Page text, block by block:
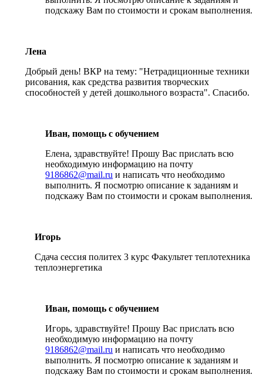
подскажу Вам по стоимости и срокам выполнения.
Лена
Добрый день! ВКР на тему: "Нетрадиционные техники
рисования, как средства развития творческих
способностей у детей дошкольного возраста". Спасибо.
Иван, помощь с обучением
Елена, здравствуйте! Прошу Вас прислать всю
необходимую информацию на почту
9186862@mail.ru и написать что необходимо
выполнить. Я посмотрю описание к заданиям и
подскажу Вам по стоимости и срокам выполнения.
Игорь
Сдача сессия политех 3 курс Факультет теплотехника
теплоэнергетика
Иван, помощь с обучением
Игорь, здравствуйте! Прошу Вас прислать всю
необходимую информацию на почту
9186862@mail.ru и написать что необходимо
выполнить. Я посмотрю описание к заданиям и
подскажу Вам по стоимости и срокам выполнения.